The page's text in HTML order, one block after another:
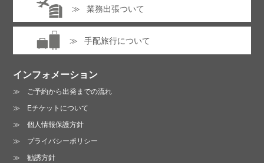
業務出張ついて
手配旅行について
インフォメーション
ご予約から出発までの流れ
Eチケットについて
個人情報保護方針
プライバシーポリシー
勧誘方針